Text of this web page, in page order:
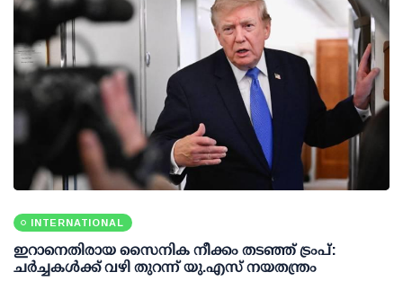
INTERNATIONAL
ഇറാനെതിരായ സൈനിക നീക്കം തടഞ്ഞ് ട്രംപ്:
ചര്‍ച്ചകള്‍ക്ക് വഴി തുറന്ന് യു.എസ് നയതന്ത്രം